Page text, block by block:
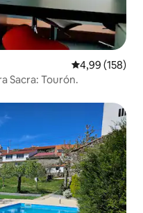
4,99 de uma
4,99 (158)
Sacra: Tourón.